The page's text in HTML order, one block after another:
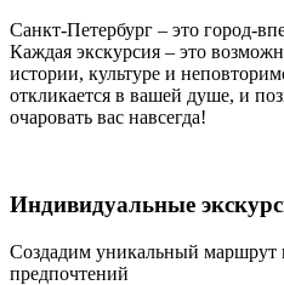
Санкт-Петербург – это город-
Каждая экскурсия – это
истории, культуре и
откликается в вашей душе, и
очаровать вас навсегда!
Индивидуальные
Создадим уникальный маршрут
предпочтений